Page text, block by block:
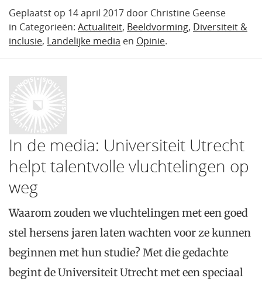
Geplaatst op 14 april 2017 door Christine Geense
in Categorieën: Actualiteit, Beeldvorming, Diversiteit &
inclusie, Landelijke media en Opinie.
In de media: Universiteit Utrecht
helpt talentvolle vluchtelingen op
weg
Waarom zouden we vluchtelingen met een goed
stel hersens jaren laten wachten voor ze kunnen
beginnen met hun studie? Met die gedachte
begint de Universiteit Utrecht met een speciaal